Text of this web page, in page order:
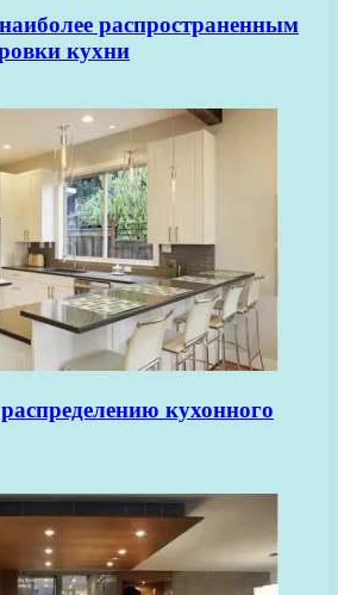
распространенным
кухни
кухонного